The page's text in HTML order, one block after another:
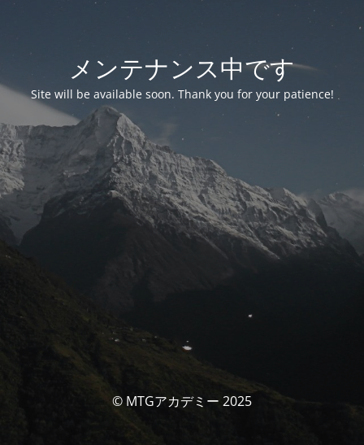
メンテナンス中です
Site will be available soon. Thank you for your patience!
© MTGアカデミー 2025